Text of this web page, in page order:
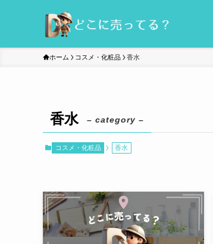
ホーム コスメ・化粧品 香水
香水 – category –
コスメ・化粧品 香水